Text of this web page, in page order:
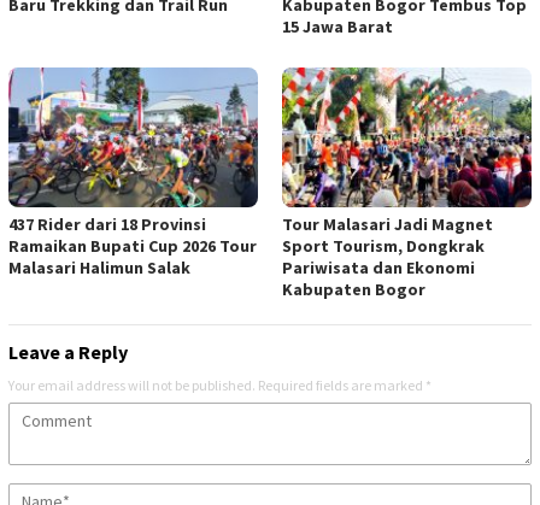
Baru Trekking dan Trail Run
Kabupaten Bogor Tembus Top
15 Jawa Barat
437 Rider dari 18 Provinsi
Ramaikan Bupati Cup 2026 Tour
Malasari Halimun Salak
Tour Malasari Jadi Magnet
Sport Tourism, Dongkrak
Pariwisata dan Ekonomi
Kabupaten Bogor
Leave a Reply
Your email address will not be published. Required fields are marked *